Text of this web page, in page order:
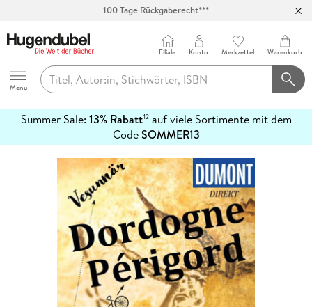
100 Tage Rückgaberecht***
Hugendubel
Menu
Filiale Konto Merkzettel Warenkorb
Summer Sale: 13% Rabatt12auf viele Sortimente mit dem
CodeSOMMER13
erfahren